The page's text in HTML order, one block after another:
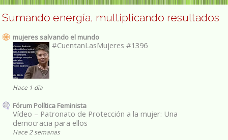
Sumando energía, multiplicando resultados
mujeres salvando el mundo
#CuentanLasMujeres #1396
Hace 1 día
Fórum Política Feminista
Vídeo – Patronato de Protección a la mujer: Una
democracia para ellos
Hace 2 semanas